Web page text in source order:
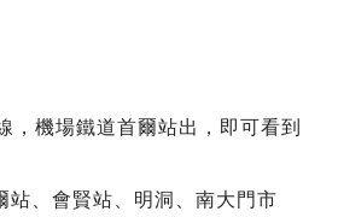
，機場鐵道首爾站出，即可看到
站、會賢站、明洞、南大門市